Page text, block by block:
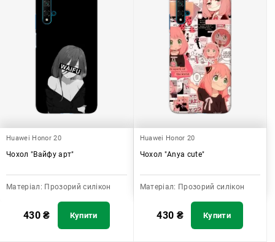
Huawei Honor 20
Чохол "Вайфу арт"
Матеріал: Прозорий силікон
430₴ Купити
Huawei Honor 20
Чохол "Anya cute"
Матеріал: Прозорий силікон
430 ₴ Купити